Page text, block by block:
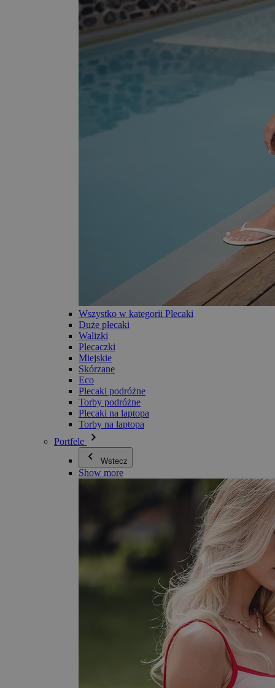
Wszystko w kategorii Plecaki
Duże plecaki
Walizki
Plecaczki
Miejskie
Skórzane
Eco
Plecaki podróżne
Torby podróżne
Plecaki na laptopa
Torby na laptopa
Portfele
Wstecz
Show more